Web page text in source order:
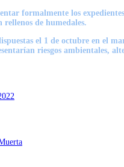
formalmente los
de humedales.
el 1 de octubre en
riesgos ambientales,